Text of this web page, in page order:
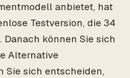
anbietet, hat
Testversion, die 34
Danach können Sie sich
Alternative
Sie sich entscheiden,